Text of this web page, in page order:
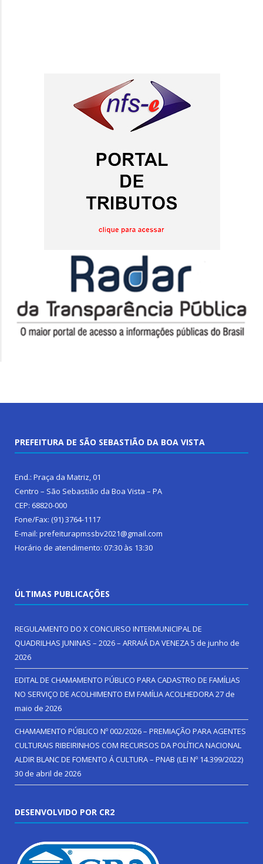
PREFEITURA DE SÃO SEBASTIÃO DA BOA VISTA
End.: Praça da Matriz, 01
Centro – São Sebastião da Boa Vista – PA
CEP: 68820-000
Fone/Fax: (91) 3764-1117
E-mail: prefeiturapmssbv2021@gmail.com
Horário de atendimento: 07:30 às 13:30
ÚLTIMAS PUBLICAÇÕES
REGULAMENTO DO X CONCURSO INTERMUNICIPAL DE
QUADRILHAS JUNINAS – 2026 – ARRAIÁ DA VENEZA5 de junho de
2026
EDITAL DE CHAMAMENTO PÚBLICO PARA CADASTRO DE FAMÍLIAS
NO SERVIÇO DE ACOLHIMENTO EM FAMÍLIA ACOLHEDORA27 de
maio de 2026
CHAMAMENTO PÚBLICO Nº 002/2026 – PREMIAÇÃO PARA AGENTES
CULTURAIS RIBEIRINHOS COM RECURSOS DA POLÍTICA NACIONAL
ALDIR BLANC DE FOMENTO Á CULTURA – PNAB (LEI Nº 14.399/2022)
30 de abril de 2026
DESENVOLVIDO POR CR2